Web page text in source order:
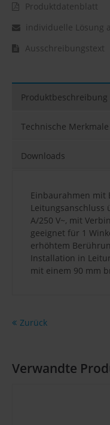
Produktdatenblatt
individuelle Lösung
Ausschreibungstext
Produktbeschreibung
Technische Merkmale
Downloads
Einbaurahmen mit
Leitungsanschluss
A/250 V~, mit
geeignet für 1
erhöhtem
Installation in
mit einem 90 mm
Zurück
Verwandte